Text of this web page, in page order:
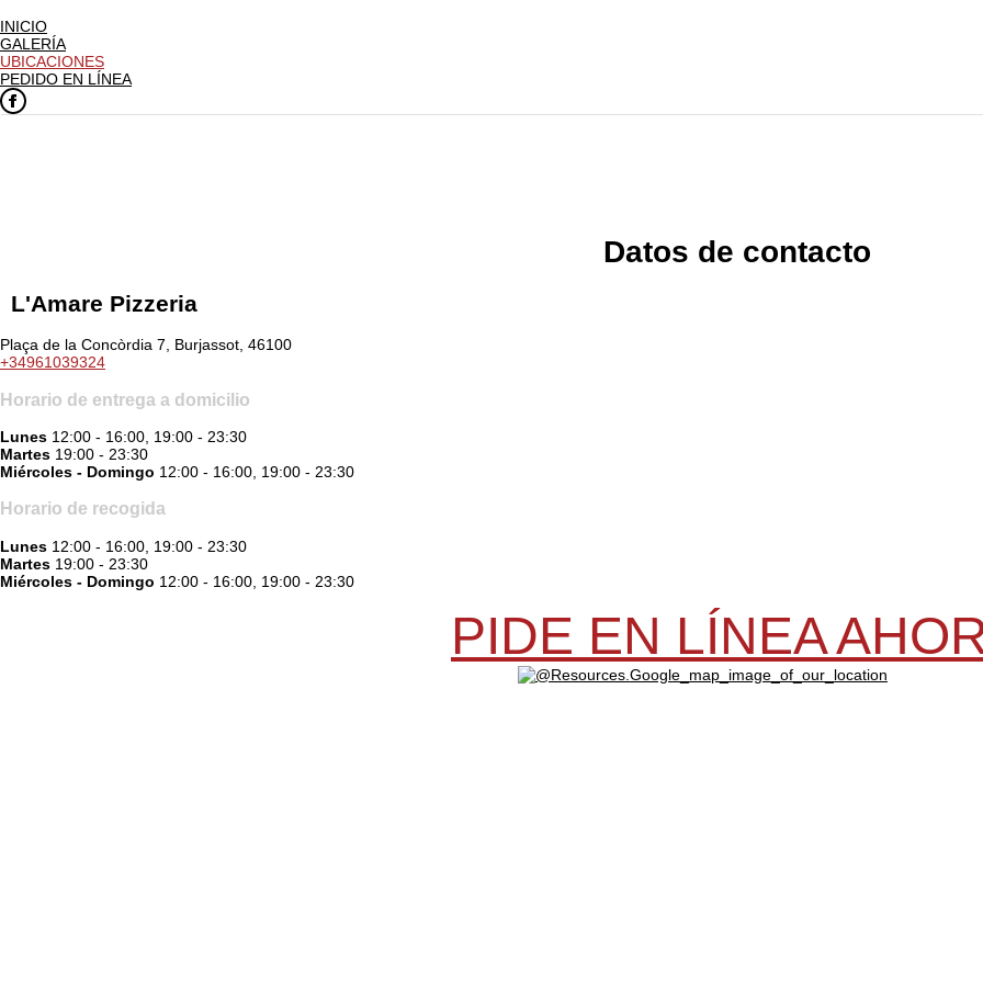
INICIO
GALERÍA
UBICACIONES
PEDIDO EN LÍNEA
Datos de contacto
L'Amare Pizzeria
Plaça de la Concòrdia 7, Burjassot, 46100
+34961039324
Horario de entrega a domicilio
Lunes 12:00 - 16:00, 19:00 - 23:30
Martes 19:00 - 23:30
Miércoles - Domingo 12:00 - 16:00, 19:00 - 23:30
Horario de recogida
Lunes 12:00 - 16:00, 19:00 - 23:30
Martes 19:00 - 23:30
Miércoles - Domingo 12:00 - 16:00, 19:00 - 23:30
PIDE EN LÍNEA